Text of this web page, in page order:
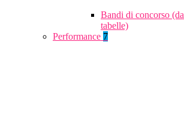
Bandi di concorso
tabelle)
Performance 7